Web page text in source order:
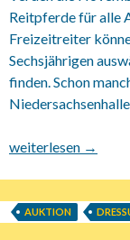
Reitpferde für alle
Freizeitreiter
Sechsjährigen
finden. Schon
November-Auktion
weiterlesen →
AUKTION